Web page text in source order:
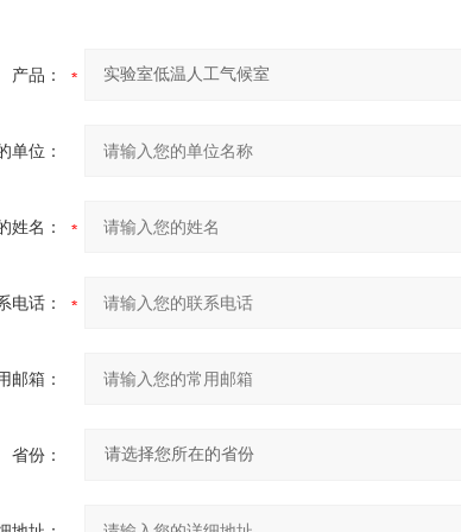
产品：
单位：
姓名：
电话：
邮箱：
省份：